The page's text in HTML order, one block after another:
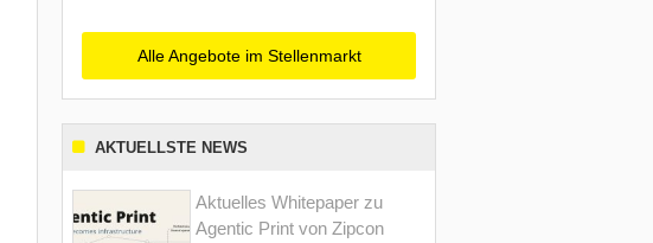
Alle Angebote im Stellenmarkt
AKTUELLSTE NEWS
Aktuelles Whitepaper zu
Agentic Print von Zipcon